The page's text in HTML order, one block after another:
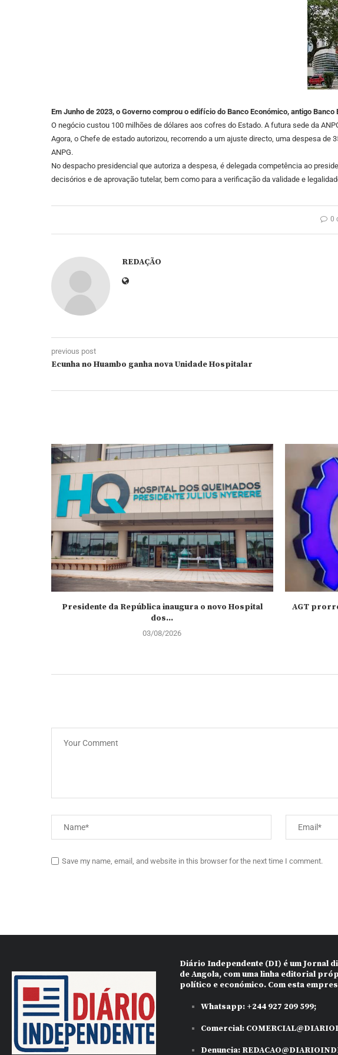
Em Junho de 2023, o Governo comprou o edifício do Banco Económico, antigo
O negócio custou 100 milhões de dólares aos cofres do Estado. A futura sede da
Agora, o Chefe de estado autorizou, recorrendo a um ajuste directo, uma despesa
ANPG.
No despacho presidencial que autoriza a despesa, é delegada competência ao
decisórios e de aprovação tutelar, bem como para a verificação da validade e
0
REDAÇÃO
previous post
Ecunha no Huambo ganha nova Unidade Hospitalar
Presidente da República inaugura o novo Hospital
dos...
03/08/2026
AGT
Save my name, email, and website in this browser for the next time I comment.
Diário Independente (DI) é um Jornal
de Angola, com uma linha editorial
político e económico. Com esta
Whatsapp:+244 927 209 599;
Comercial:
Denuncia: